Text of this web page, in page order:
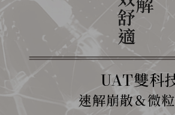
UAT雙科
速解崩散＆微